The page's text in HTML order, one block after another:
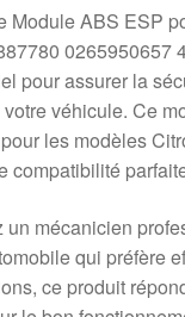
Module ABS ESP
0265950657
pour assurer la
véhicule. Ce
les modèles
compatibilité
un mécanicien
qui préfère
ce produit